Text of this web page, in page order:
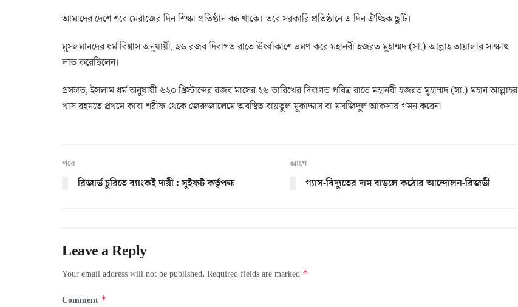
আমাদের দেশে শবে মেরাজের দিন শিক্ষা প্রতিষ্ঠান বন্ধ থাকে। তবে সরকারি প্রতিষ্ঠানে এ দিন ঐচ্ছিক ছুটি।
মুসলমানদের ধর্ম বিশ্বাস অনুযায়ী, ২৬ রজব দিবাগত রাতে ঊর্ধ্বাকাশে ভ্রমণ করে মহানবী হজরত মুহাম্মদ (সা.) আল্লাহ তায়ালার সাক্ষাৎ
লাভ করেছিলেন।
প্রসঙ্গত, ইসলাম ধর্ম অনুযায়ী ৬২০ খ্রিস্টাব্দের রজব মাসের ২৬ তারিখের দিবাগত পবিত্র রাতে মহানবী হজরত মুহাম্মদ (সা.) মহান আল্লাহর
খাস রহমতে প্রথমে কাবা শরীফ থেকে জেরুজালেমে অবস্থিত বায়তুল মুকাদ্দাস বা মসজিদুল আকসায় গমন করেন।
পরে
রিজার্ভ চুরিতে ব্যাংকই দায়ী : সুইফট কর্তৃপক্ষ
আগে
গ্যাস-বিদ্যুতের দাম বাড়লে কঠোর আন্দোলন-রিজভী
Leave a Reply
Your email address will not be published. Required fields are marked *
Comment *